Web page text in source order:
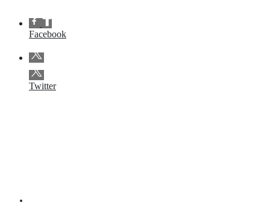
Facebook
Twitter